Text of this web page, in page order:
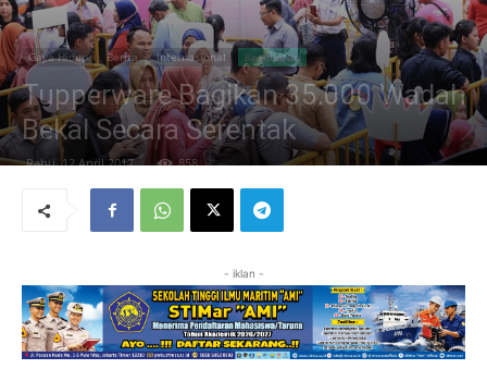
Gaya Hidup Berita Internasional Kesehatan
Tupperware Bagikan 35.000 Wadah
Bekal Secara Serentak
Rabu, 12 April 2017 858
- iklan -